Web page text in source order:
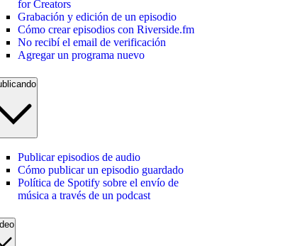
for Creators
Grabación y edición de un episodio
Cómo crear episodios con Riverside.fm
No recibí el email de verificación
Agregar un programa nuevo
Publicar episodios de audio
Cómo publicar un episodio guardado
Política de Spotify sobre el envío de
música a través de un podcast